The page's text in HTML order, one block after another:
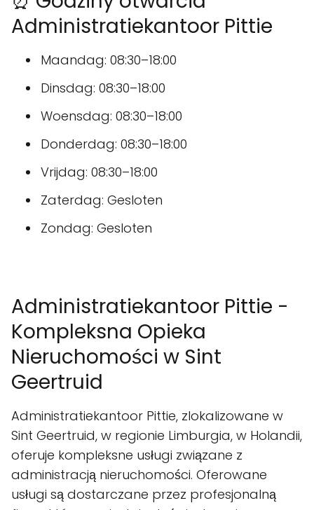
Administratiekantoor Pittie
Maandag: 08:30–18:00
Dinsdag: 08:30–18:00
Woensdag: 08:30–18:00
Donderdag: 08:30–18:00
Vrijdag: 08:30–18:00
Zaterdag: Gesloten
Zondag: Gesloten
Administratiekantoor Pittie -
Kompleksna Opieka
Nieruchomości w Sint
Geertruid
Administratiekantoor Pittie, zlokalizowane w
Sint Geertruid, w regionie Limburgia, w Holandii,
oferuje kompleksne usługi związane z
administracją nieruchomości. Oferowane
usługi są dostarczane przez profesjonalną